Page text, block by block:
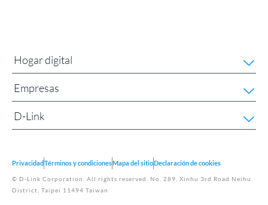
Hogar digital
Empresas
D-Link
PrivacidadTérminos y condicionesMapa del sitioDeclaración de cookies
© D-Link Corporation. All rights reserved. No. 289, Xinhu 3rd Road Neihu
District, Taipei 11494 Taiwan